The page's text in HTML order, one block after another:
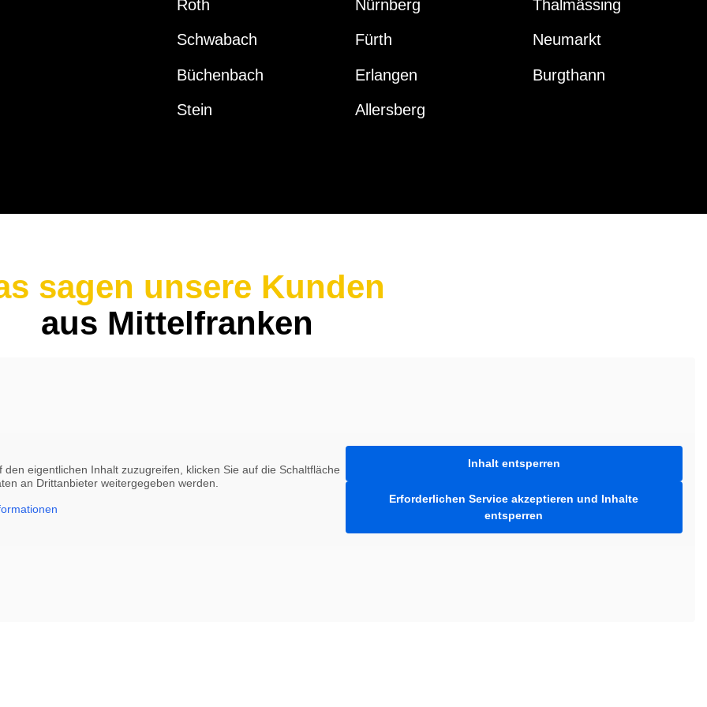
Roth
Schwabach
Büchenbach
Stein
Nürnberg
Fürth
Erlangen
Allersberg
Thalmässing
Neumarkt
Burgthann
sagen unsere Kunden
aus Mittelfranken
den eigentlichen Inhalt zuzugreifen, klicken Sie auf die Schaltfläche
an Drittanbieter weitergegeben werden.
Inhalt entsperren
Erforderlichen Service akzeptieren und Inhalte
entsperren